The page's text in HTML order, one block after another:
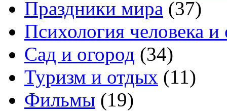
Праздники мира (37)
Психология человека
Сад и огород (34)
Туризм и отдых (11)
Фильмы (19)